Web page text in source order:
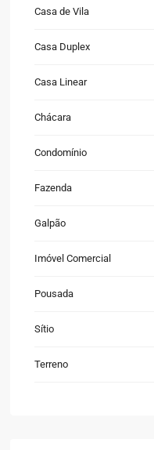
Casa de Vila
Casa Duplex
Casa Linear
Chácara
Condomínio
Fazenda
Galpão
Imóvel Comercial
Pousada
Sítio
Terreno